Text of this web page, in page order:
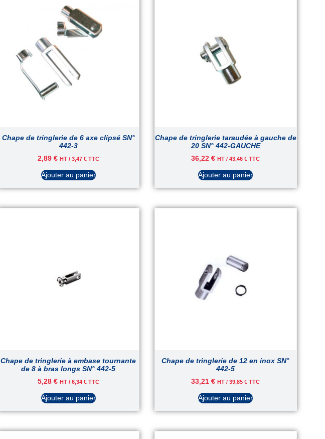
Chape de tringlerie de 6 axe clipsé SN°
442-3
2,89 € HT / 3,47 €TTC
Ajouter au panier
Chape de tringlerie taraudée à gauche de
20 SN° 442-GAUCHE
36,22€ HT /43,46€ TTC
Ajouter au panier
Chape de tringlerie à embase tournante
de 8 à bras longs SN° 442-5
5,28 € HT / 6,34 €TTC
Ajouter au panier
Chape de tringlerie de 12 en inox SN°
442-5
33,21€ HT /39,85€ TTC
Ajouter au panier